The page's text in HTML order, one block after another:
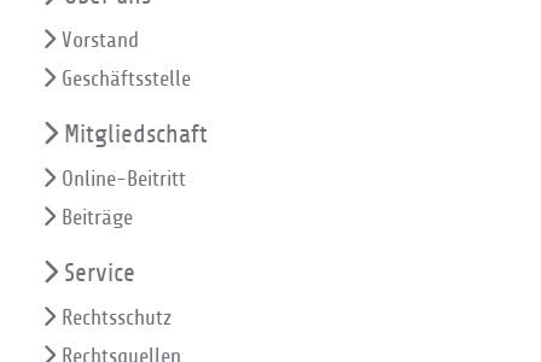
Vorstand
Geschäftsstelle
Mitgliedschaft
Online-Beitritt
Beiträge
Service
Rechtsschutz
Rechtsquellen